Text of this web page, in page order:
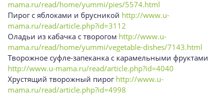
mama.ru/read/home/yummi/pies/5574.html
Пирог с яблоками и брусникой http://www.u-
mama.ru/read/article.php?id=3112
Оладьи из кабачка с творогом http://www.u-
mama.ru/read/home/yummi/vegetable-dishes/7143.html
Творожное суфле-запеканка с карамельными фруктами
http://www.u-mama.ru/read/article.php?id=4040
Хрустящий творожный пирог http://www.u-
mama.ru/read/article.php?id=4998